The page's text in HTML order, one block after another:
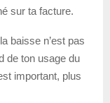
sur ta facture.
baisse n’est pas
de ton usage du
important, plus